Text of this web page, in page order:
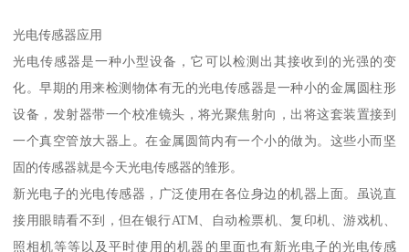
光电传感器应用
光电传感器是一种小型设备，它可以检测出其接收到的光强的变
化。早期的用来检测物体有无的光电传感器是一种小的金属圆柱形
设备，发射器带一个校准镜头，将光聚焦射向，出将这套装置接到
一个真空管放大器上。在金属圆筒内有一个小的做为。这些小而坚
固的传感器就是今天光电传感器的雏形。
新光电子的光电传感器，广泛使用在各位身边的机器上面。虽说直
接用眼睛看不到，但在银行ATM、自动检票机、复印机、游戏机、
照相机等等以及平时使用的机器的里面也有新光电子的光电传感